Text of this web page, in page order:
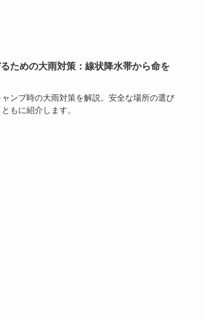
ための大雨対策：線状降水帯から命を
ンプ時の大雨対策を解説。安全な場所の選び
もに紹介します。